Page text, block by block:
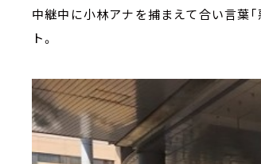
中継中に小林アナを捕まえて合い言葉
ト。